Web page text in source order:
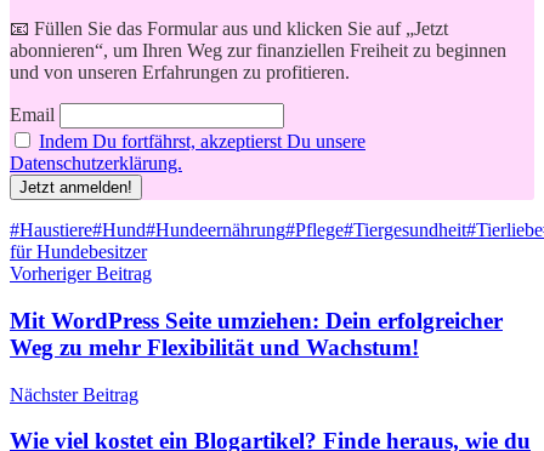
📧 Füllen Sie das Formular aus und klicken Sie auf „Jetzt
abonnieren“, um Ihren Weg zur finanziellen Freiheit zu beginnen
und von unseren Erfahrungen zu profitieren.
Email
Indem Du fortfährst, akzeptierst Du unsere
Datenschutzerklärung.
Schlagwörter
#Haustiere#Hund#Hundeernährung#Pflege#Tiergesundheit#Tierliebe
für Hundebesitzer
Beitragsnavigation
Vorheriger Beitrag
Mit WordPress Seite umziehen: Dein erfolgreicher
Weg zu mehr Flexibilität und Wachstum!
Nächster Beitrag
Wie viel kostet ein Blogartikel? Finde heraus, wie du